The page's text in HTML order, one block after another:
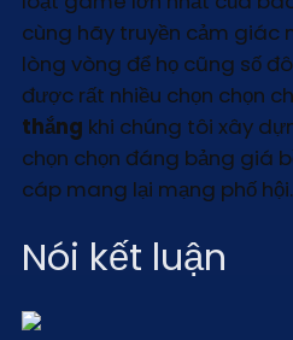
cùng hãy truyền cảm giác
lòng vòng để họ cũng số
được rất nhiều chọn chọn
thắng khi chúng tôi xây
chọn chọn đáng bảng giá
cáp mang lại mạng phố hội.
Nói kết luận